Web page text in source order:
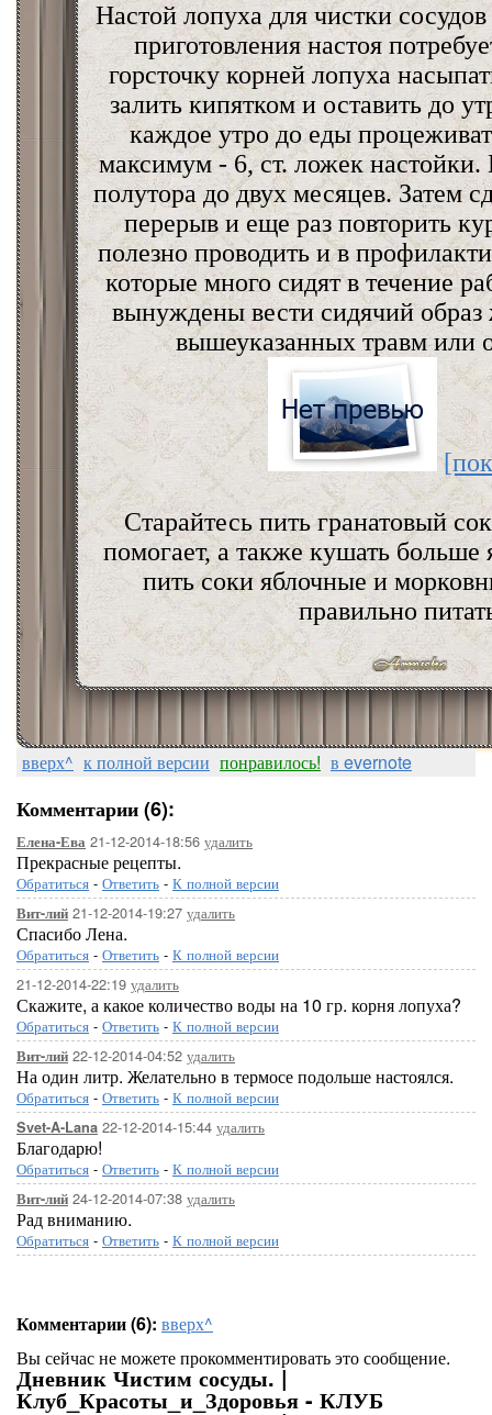
Настой лопуха для чистки
приготовления настоя
горсточку корней лопуха
залить кипятком и оставить до
каждое утро до еды
максимум - 6, ст. ложек настойки.
полутора до двух месяцев. Затем
перерыв и еще раз повторить
полезно проводить и в
которые много сидят в течение
вынуждены вести сидячий
вышеуказанных травм или
Старайтесь пить гранатовый
помогает, а также кушать больше
пить соки яблочные и
правильно
вверх^ к полной версии понравилось! в evernote
Комментарии (6):
Елена-Ева 21-12-2014-18:56 удалить
Прекрасные рецепты.
Обратиться - Ответить - К полной версии
Вит-лий 21-12-2014-19:27 удалить
Спасибо Лена.
Обратиться - Ответить - К полной версии
21-12-2014-22:19 удалить
Скажите, а какое количество воды на 10 гр. корня лопуха?
Обратиться - Ответить - К полной версии
Вит-лий 22-12-2014-04:52 удалить
На один литр. Желательно в термосе подольше настоялся.
Обратиться - Ответить - К полной версии
Svet-A-Lana 22-12-2014-15:44 удалить
Благодарю!
Обратиться - Ответить - К полной версии
Вит-лий 24-12-2014-07:38 удалить
Рад вниманию.
Обратиться - Ответить - К полной версии
Комментарии (6): вверх^
Вы сейчас не можете прокомментировать это сообщение.
Дневник Чистим сосуды. |
Клуб_Красоты_и_Здоровья - КЛУБ